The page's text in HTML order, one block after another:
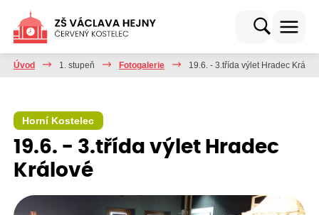
Úvod 1. stupeň Fotogalerie 19.6. - 3.třída výlet Hradec
Horní Kostelec
19.6. - 3.třída výlet Hradec
Králové